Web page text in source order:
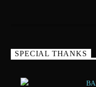
SPECIAL THANKS